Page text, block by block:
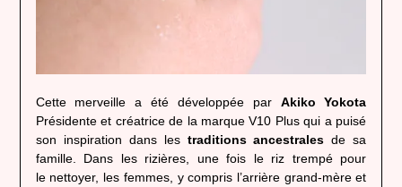
Cette merveille a été développée par Akiko Yokota
Présidente et créatrice de la marque V10 Plus qui a puisé
son inspiration dans les traditions ancestrales de sa
famille. Dans les rizières, une fois le riz trempé pour
le nettoyer, les femmes, y compris l’arrière grand-mère et